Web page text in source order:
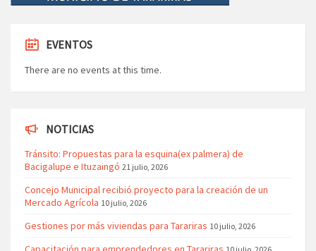
EVENTOS
There are no events at this time.
NOTICIAS
Tránsito: Propuestas para la esquina(ex palmera) de
Bacigalupe e Ituzaingó 21 julio, 2026
Concejo Municipal recibió proyecto para la creación de un
Mercado Agrícola 10 julio, 2026
Gestiones por más viviendas para Tarariras 10 julio, 2026